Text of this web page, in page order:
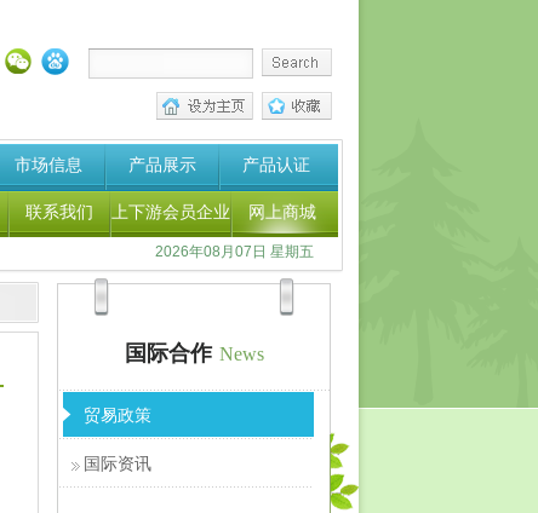
市场信息 产品展示 产品认证
联系我们 上下游会员企业 网上商城
2026年08月07日 星期五
国际合作 News
贸易政策
国际资讯